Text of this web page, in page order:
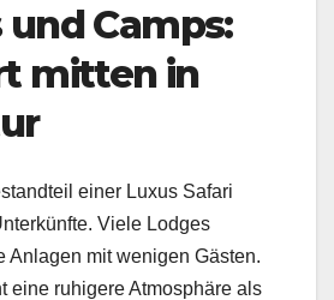
Camps:
mitten in
einer Luxus Safari
Viele Lodges
Anlagen mit wenigen Gästen.
eine ruhigere Atmosphäre als